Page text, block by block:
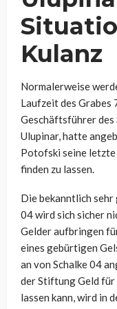
Kulanz
Normalerweise
Laufzeit des
Geschäftsführer des
Ulupinar, hatte
Potofski seine
finden zu lassen.
Die bekanntlich sehr
04 wird sich sicher
Gelder aufbringen
eines gebürtigen
an von Schalke 04
der Stiftung Geld für
lassen kann, wird in